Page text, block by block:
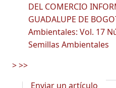
DEL COMERCIO
GUADALUPE DE
Ambientales: Vol. 17
Semillas Ambientales
>>>
Enviar un artículo